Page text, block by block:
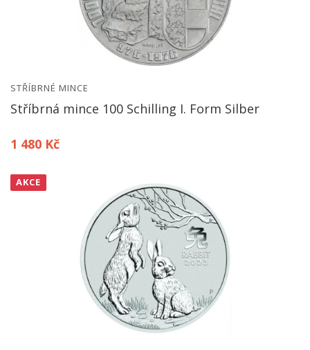
STŘÍBRNÉ MINCE
Stříbrná mince 100 Schilling I. Form Silber
1 480 Kč
AKCE